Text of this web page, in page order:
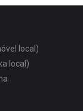
local)
local)